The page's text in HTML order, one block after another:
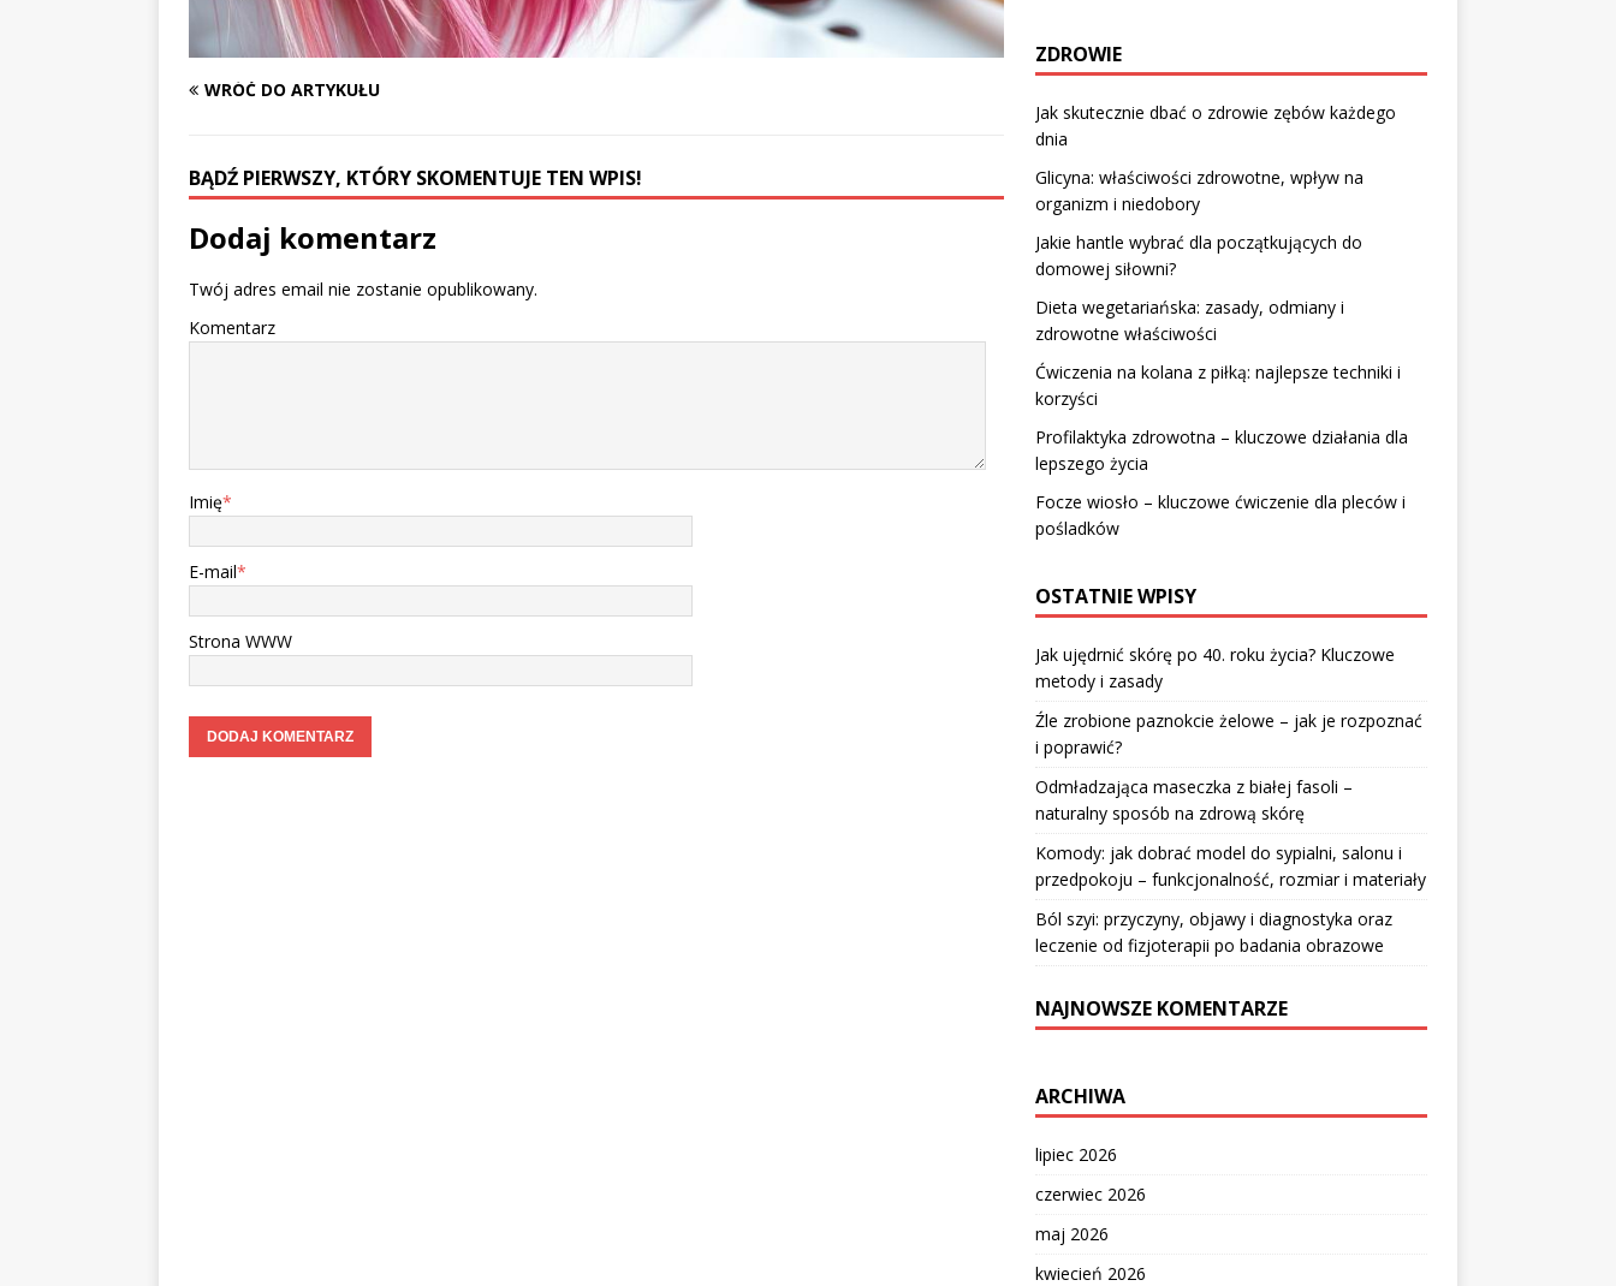
WRÓĆ DO ARTYKUŁU
BĄDŹ PIERWSZY, KTÓRY SKOMENTUJE TEN WPIS!
Dodaj komentarz
Twój adres email nie zostanie opublikowany.
Komentarz
Imię*
E-mail*
Strona WWW
ZDROWIE
Jak skutecznie dbać o zdrowie zębów każdego
dnia
Glicyna: właściwości zdrowotne, wpływ na
organizm i niedobory
Jakie hantle wybrać dla początkujących do
domowej siłowni?
Dieta wegetariańska: zasady, odmiany i
zdrowotne właściwości
Ćwiczenia na kolana z piłką: najlepsze techniki i
korzyści
Profilaktyka zdrowotna – kluczowe działania dla
lepszego życia
Focze wiosło – kluczowe ćwiczenie dla pleców i
pośladków
OSTATNIE WPISY
Jak ujędrnić skórę po 40. roku życia? Kluczowe
metody i zasady
Źle zrobione paznokcie żelowe – jak je rozpoznać
i poprawić?
Odmładzająca maseczka z białej fasoli –
naturalny sposób na zdrową skórę
Komody: jak dobrać model do sypialni, salonu i
przedpokoju – funkcjonalność, rozmiar i materiały
Ból szyi: przyczyny, objawy i diagnostyka oraz
leczenie od fizjoterapii po badania obrazowe
NAJNOWSZE KOMENTARZE
ARCHIWA
lipiec 2026
czerwiec 2026
maj 2026
kwiecień 2026